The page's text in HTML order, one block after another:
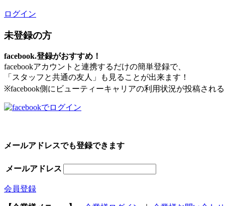
ログイン
未登録の方
facebook.登録がおすすめ！
facebookアカウントと連携するだけの簡単登録で、
「スタッフと共通の友人」も見ることが出来ます！
※facebook側にビューティーキャリアの利用状況が投稿される
メールアドレスでも登録できます
メールアドレス
会員登録